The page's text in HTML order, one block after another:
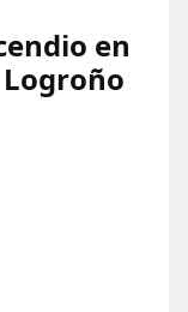
en